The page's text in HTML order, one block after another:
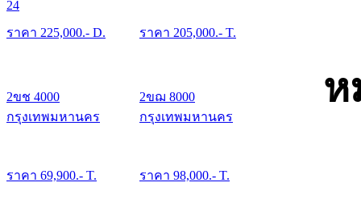
24
ราคา 225,000.- D. ราคา 205,000.- T.
ห
2ขช 4000
กรุงเทพมหานคร
ราคา 69,900.- T.
2ขฌ 8000
กรุงเทพมหานคร
ราคา 98,000.- T.